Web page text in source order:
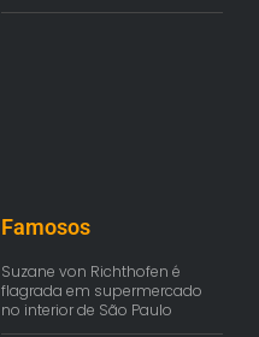
Famosos
Suzane von Richthofen é
flagrada em supermercado
no interior de São Paulo